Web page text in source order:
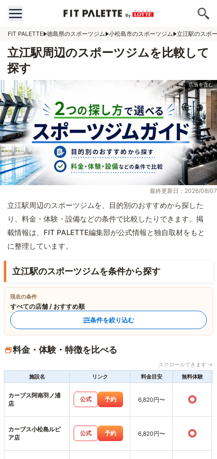
FIT PALETTE 徳島県のスポーツジム 小松島市のスポーツジム 立江駅のスポ
立江駅周辺のスポーツジムを比較して
探す
最終更新日：2026/08/07
立江駅周辺のスポーツジムを、目的別のおすすめから探した
り、料金・体験・設備などの条件で比較したりできます。掲
載情報は、FIT PALETTE編集部が公式情報と独自取材をもと
に整理しています。
立江駅のスポーツジムを条件から探す
現在の条件
すべての店舗 / おすすめ順
条件を絞り込む
料金・体験・特徴を比べる
スクロールできます →
施設名
リンク 料金目安 無料体験
カーブス阿南羽ノ浦
店
公式 予約 6,820円〜 ○
カーブス小松島ルピ
ア店
公式 予約 6,820円〜 ○